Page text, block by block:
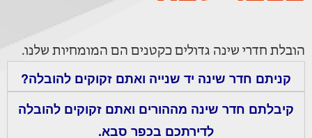
הובלת חדרי שינה גדולים כקטנים הם המומחיות שלנו.
קניתם חדר שינה יד שנייה ואתם זקוקים להובלה?
קיבלתם חדר שינה מההורים ואתם זקוקים להובלה
לדירתכם בכפר סבא.